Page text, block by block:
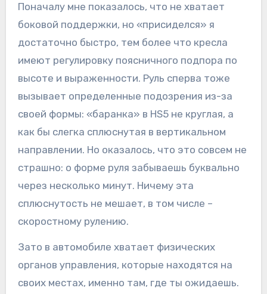
Поначалу мне показалось, что не хватает
боковой поддержки, но «присиделся» я
достаточно быстро, тем более что кресла
имеют регулировку поясничного подпора по
высоте и выраженности. Руль сперва тоже
вызывает определенные подозрения из-за
своей формы: «баранка» в HS5 не круглая, а
как бы слегка сплюснутая в вертикальном
направлении. Но оказалось, что это совсем не
страшно: о форме руля забываешь буквально
через несколько минут. Ничему эта
сплюснутость не мешает, в том числе –
скоростному рулению.
Зато в автомобиле хватает физических
органов управления, которые находятся на
своих местах, именно там, где ты ожидаешь.